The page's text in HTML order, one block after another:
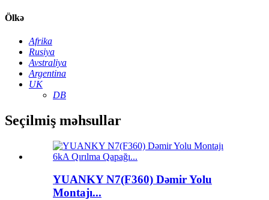
Ölkə
Afrika
Rusiya
Avstraliya
Argentina
UK
DB
Seçilmiş məhsullar
YUANKY N7(F360) Dəmir Yolu
Montajı...